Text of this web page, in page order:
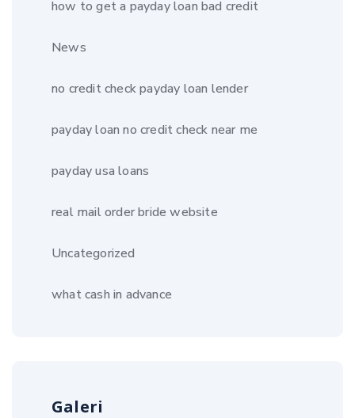
how to get a payday loan bad credit
News
no credit check payday loan lender
payday loan no credit check near me
payday usa loans
real mail order bride website
Uncategorized
what cash in advance
Galeri